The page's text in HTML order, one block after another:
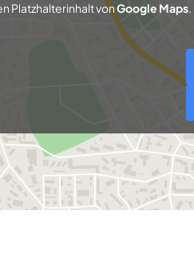
Platzhalterinhalt vonGoogle Maps